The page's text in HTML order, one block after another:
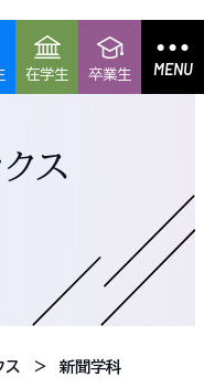
在学生 卒業生 MENU
ス
ス 新聞学科